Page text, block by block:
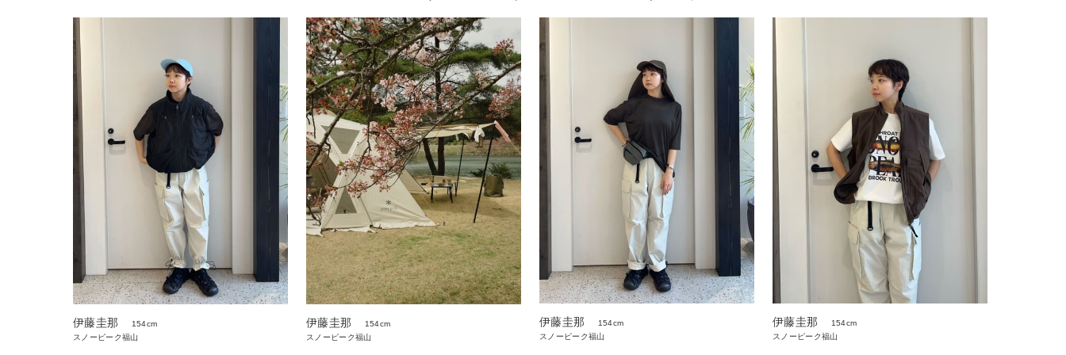
伊藤圭那
154cm
スノーピーク福山
伊藤圭那
154cm
スノーピーク福山
伊藤圭那
154cm
スノーピーク福山
伊藤圭那
154cm
スノーピーク福山